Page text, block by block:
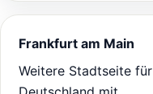
Frankfurt am Main
Weitere Stadtseite für